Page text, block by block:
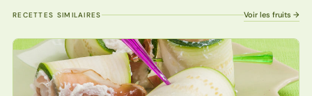
RECETTES SIMILAIRES Voir les fruits →